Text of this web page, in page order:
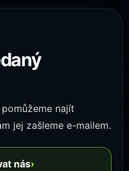
najít
jej zašleme e-mailem.
nás›